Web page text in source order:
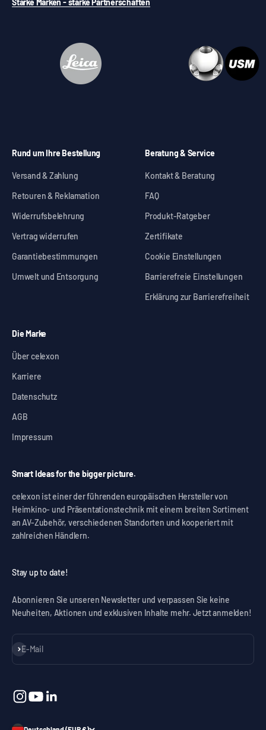
Starke Marken - starke Partnerschaften
Rund um Ihre Bestellung
Versand & Zahlung
Retouren & Reklamation
Widerrufsbelehrung
Vertrag widerrufen
Garantiebestimmungen
Umwelt und Entsorgung
Beratung & Service
Kontakt & Beratung
FAQ
Produkt-Ratgeber
Zertifikate
Cookie Einstellungen
Barrierefreie Einstellungen
Erklärung zur Barrierefreiheit
Die Marke
Über celexon
Karriere
Datenschutz
AGB
Impressum
Smart Ideas for the bigger picture.
celexon ist einer der führenden europäischen Hersteller von
Heimkino- und Präsentationstechnik mit einem breiten Sortiment
an AV-Zubehör, verschiedenen Standorten und kooperiert mit
zahlreichen Händlern.
Stay up to date!
Abonnieren Sie unseren Newsletter und verpassen Sie keine
Neuheiten, Aktionen und exklusiven Inhalte mehr. Jetzt anmelden!
E-Mail
Abonnieren